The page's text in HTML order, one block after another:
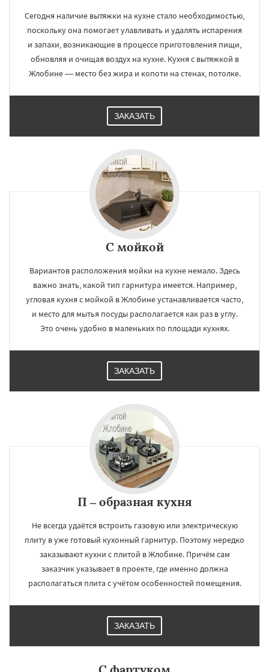
Сегодня наличие вытяжки на кухне стало необходимостью,
поскольку она помогает улавливать и удалять испарения
и запахи, возникающие в процессе приготовления пищи,
обновляя и очищая воздух на кухне. Кухня с вытяжкой в
Жлобине — место без жира и копоти на стенах, потолке.
ЗАКАЗАТЬ
С мойкой
Вариантов расположения мойки на кухне немало. Здесь
важно знать, какой тип гарнитура имеется. Например,
угловая кухня с мойкой в Жлобине устанавливается часто,
и место для мытья посуды располагается как раз в углу.
Это очень удобно в маленьких по площади кухнях.
ЗАКАЗАТЬ
П – образная кухня
Не всегда удаётся встроить газовую или электрическую
плиту в уже готовый кухонный гарнитур. Поэтому нередко
заказывают кухни с плитой в Жлобине. Причём сам
заказчик указывает в проекте, где именно должна
располагаться плита с учётом особенностей помещения.
ЗАКАЗАТЬ